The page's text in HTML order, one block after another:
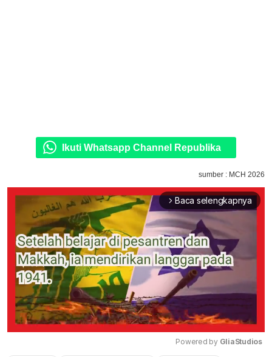
Ikuti Whatsapp Channel Republika
sumber : MCH 2026
arrow_forward_ios Baca selengkapnya
Powered by GliaStudios